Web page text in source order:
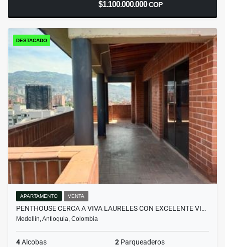
$1.100.000.000COP
DESTACADO
APARTAMENTO VENTA
PENTHOUSE CERCA A VIVA LAURELES CON EXCELENTE VI…
Medellín, Antioquia, Colombia
4Alcobas 2 Parqueaderos